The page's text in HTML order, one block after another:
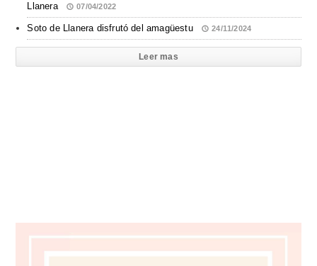
Llanera
07/04/2022
Soto de Llanera disfrutó del amagüestu 24/11/2024
Leer mas